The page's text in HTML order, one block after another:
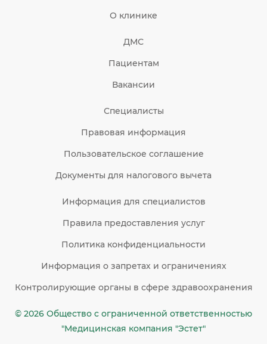
О клинике
ДМС
Пациентам
Вакансии
Специалисты
Правовая информация
Пользовательское соглашение
Документы для налогового вычета
Информация для специалистов
Правила предоставления услуг
Политика конфиденциальности
Информация о запретах и ограничениях
Контролирующие органы в сфере здравоохранения
© 2026 Общество c ограниченной ответственностью
"Медицинская компания "Эстет"